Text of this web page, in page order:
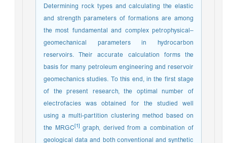
Determining rock types and calculating the elastic
and strength parameters of formations are among
the most fundamental and complex petrophysical–
geomechanical parameters in hydrocarbon
reservoirs. Their accurate calculation forms the
basis for many petroleum engineering and reservoir
geomechanics studies. To this end, in the first stage
of the present research, the optimal number of
electrofacies was obtained for the studied well
using a multi-partition clustering method based on
the MRGC[1] graph, derived from a combination of
geological data and both conventional and synthetic